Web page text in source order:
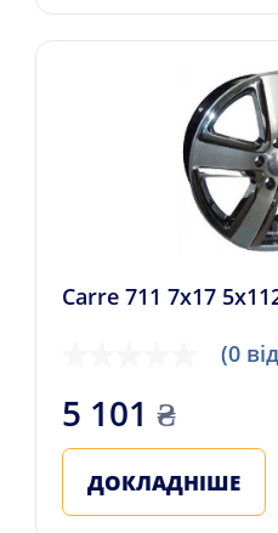
Carre 711 7x17
(0
5 101 ₴
ДОКЛАДНІШЕ